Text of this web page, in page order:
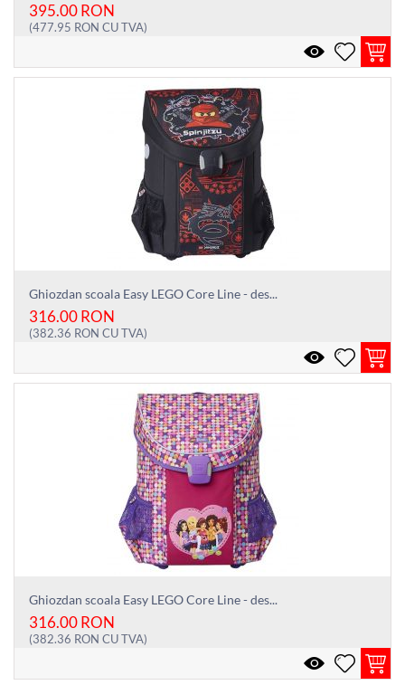
395.00RON
(477.95 RON CU TVA)
Ghiozdan scoala Easy LEGO Core Line - des...
316.00RON
(382.36 RON CU TVA)
Ghiozdan scoala Easy LEGO Core Line - des...
316.00RON
(382.36 RON CU TVA)